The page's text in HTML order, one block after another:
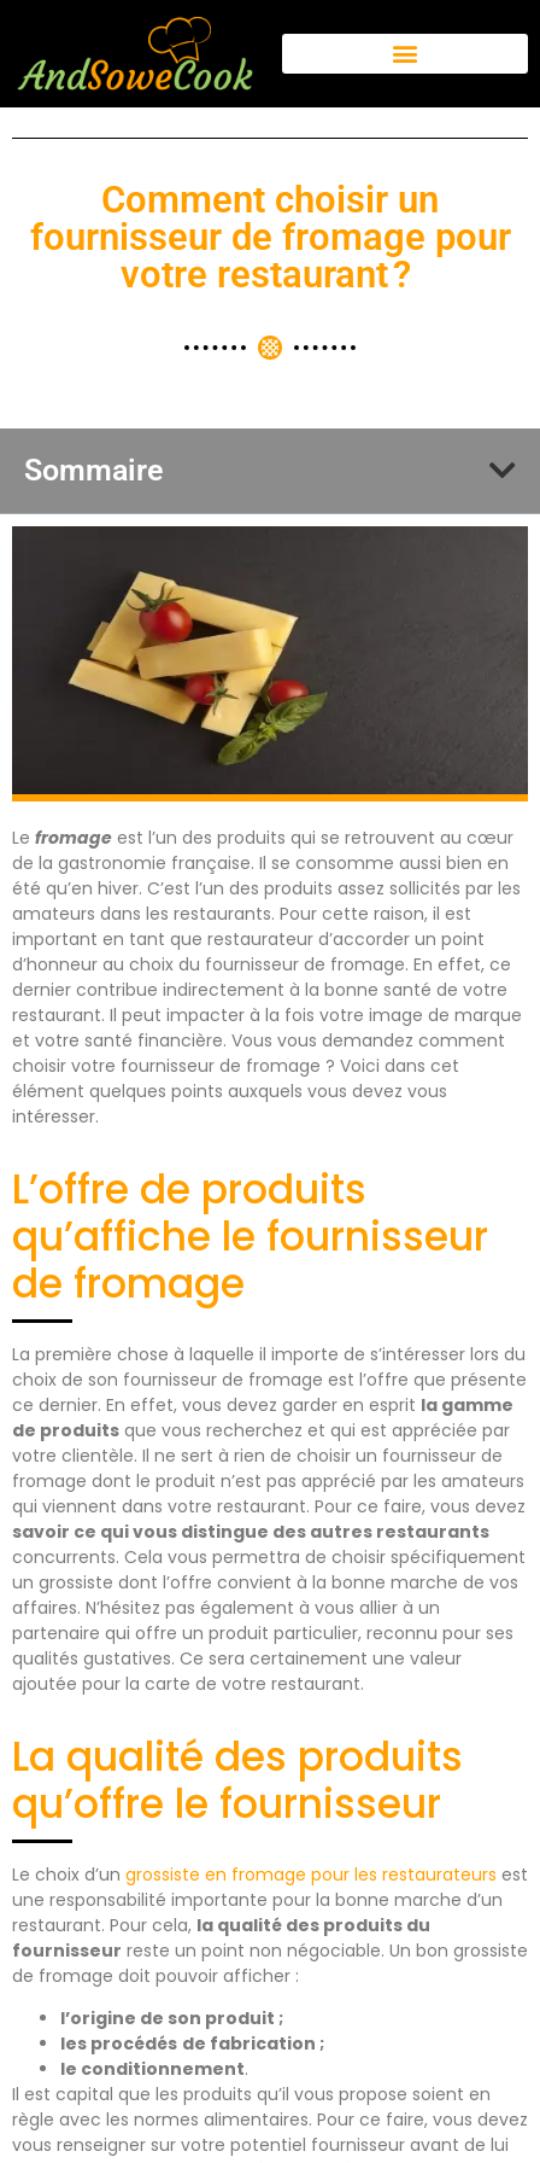
Comment choisir un
fournisseur de fromage pour
votre restaurant ?
Sommaire
Le fromage est l’un des produits qui se retrouvent au cœur
de la gastronomie française. Il se consomme aussi bien en
été qu’en hiver. C’est l’un des produits assez sollicités par les
amateurs dans les restaurants. Pour cette raison, il est
important en tant que restaurateur d’accorder un point
d’honneur au choix du fournisseur de fromage. En effet, ce
dernier contribue indirectement à la bonne santé de votre
restaurant. Il peut impacter à la fois votre image de marque
et votre santé financière. Vous vous demandez comment
choisir votre fournisseur de fromage ? Voici dans cet
élément quelques points auxquels vous devez vous
intéresser.
L’offre de produits
qu’affiche le fournisseur
de fromage
La première chose à laquelle il importe de s’intéresser lors du
choix de son fournisseur de fromage est l’offre que présente
ce dernier. En effet, vous devez garder en esprit la gamme
de produits que vous recherchez et qui est appréciée par
votre clientèle. Il ne sert à rien de choisir un fournisseur de
fromage dont le produit n’est pas apprécié par les amateurs
qui viennent dans votre restaurant. Pour ce faire, vous devez
savoir ce qui vous distingue des autres restaurants
concurrents. Cela vous permettra de choisir spécifiquement
un grossiste dont l’offre convient à la bonne marche de vos
affaires. N’hésitez pas également à vous allier à un
partenaire qui offre un produit particulier, reconnu pour ses
qualités gustatives. Ce sera certainement une valeur
ajoutée pour la carte de votre restaurant.
La qualité des produits
qu’offre le fournisseur
Le choix d’un grossiste en fromage pour les restaurateurs est
une responsabilité importante pour la bonne marche d’un
restaurant. Pour cela, la qualité des produits du
fournisseur reste un point non négociable. Un bon grossiste
de fromage doit pouvoir afficher :
l’origine de son produit ;
les procédés de fabrication ;
le conditionnement.
Il est capital que les produits qu’il vous propose soient en
règle avec les normes alimentaires. Pour ce faire, vous devez
vous renseigner sur votre potentiel fournisseur avant de lui